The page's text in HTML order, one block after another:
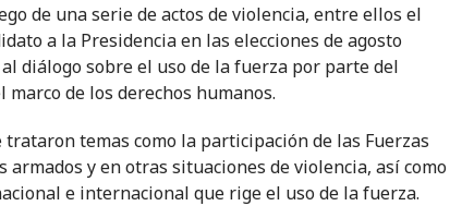
de una serie de actos de violencia, entre ellos el
a la Presidencia en las elecciones de agosto
diálogo sobre el uso de la fuerza por parte del
de los derechos humanos.
temas como la participación de las Fuerzas
armados y en otras situaciones de violencia, así como
e internacional que rige el uso de la fuerza.